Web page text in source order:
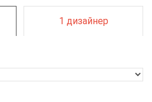
1 дизайнер